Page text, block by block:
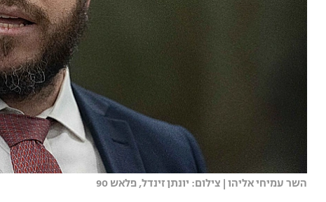
השר עמיחי אליהו | צילום: יונתן זינדל, פלאש 90